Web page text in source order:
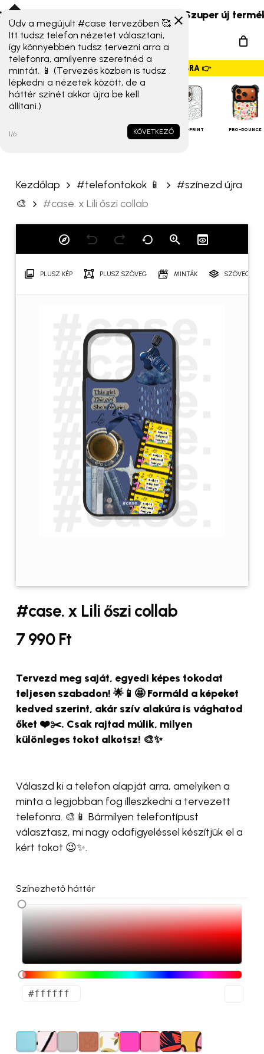
Skip
to
main
content
17T széria) érkeztek! ☀️ Szuper új
search
Menu
GYORSMENÜ SZALAG – HÚZZ JOBBRA 👉
iPHONE
MAGSAFE FULL-PRINT PRO-BOUNCE
Kezdőlap #telefontokok 📱
#színezd újra
🎨
#case. x Lili őszi collab
PLUSZ KÉP PLUSZ SZÖVEG MINTÁK
#case. x Lili őszi collab
7 990 Ft
Tervezd meg saját, egyedi képes tokodat
teljesen szabadon! 🌟📱🤩 Formáld a képeket
kedved szerint, akár szív alakúra is vághatod
őket ❤️✂️. Csak rajtad múlik, milyen
különleges tokot alkotsz! 🎨✨
Válaszd ki a telefon alapját arra, amelyiken a
minta a legjobban fog illeszkedni a tervezett
telefonra. 🎨📱 Bármilyen telefontípust
választasz, mi nagy odafigyeléssel készítjük el a
kért tokot 😉✨.
Színezhető háttér
„#case. x Lili őszi collab”
értékelése elsőként
Az e-mail címet nem tesszük
közzé. A kötelező mezőket
A te értékelésed*
Név*
E-mail*
A nevem, e-mail címem, és
weboldalcímem mentése a
böngészőben a következő
hozzászólásomhoz.
Üdv a megújult #case tervezőben 🥰
Itt tudsz telefon nézetet választani,
így könnyebben tudsz tervezni arra a
telefonra, amilyenre szeretnéd a
mintát. 📱 (Tervezés közben is tudsz
lépkedni a nézetek között, de a
háttér színét akkor újra be kell
állítani.)
KÖVETKEZŐ
1/6